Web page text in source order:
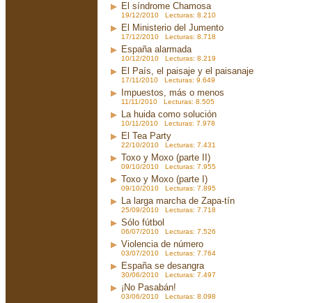
El síndrome Chamosa
19/12/2010 Lecturas: 8.210
El Ministerio del Jumento
17/12/2010 Lecturas: 8.718
España alarmada
10/12/2010 Lecturas: 8.219
El País, el paisaje y el paisanaje
17/11/2010 Lecturas: 9.649
Impuestos, más o menos
11/11/2010 Lecturas: 8.505
La huida como solución
10/11/2010 Lecturas: 7.978
El Tea Party
22/10/2010 Lecturas: 7.431
Toxo y Moxo (parte II)
09/10/2010 Lecturas: 7.955
Toxo y Moxo (parte I)
09/10/2010 Lecturas: 7.895
La larga marcha de Zapa-tín
25/09/2010 Lecturas: 7.718
Sólo fútbol
06/07/2010 Lecturas: 7.526
Violencia de número
03/07/2010 Lecturas: 7.764
España se desangra
30/06/2010 Lecturas: 7.497
¡No Pasabán!
03/06/2010 Lecturas: 8.098